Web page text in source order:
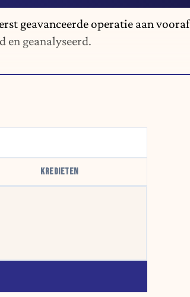
geavanceerde operatie aan vooraf
en geanalyseerd.
KREDIETEN